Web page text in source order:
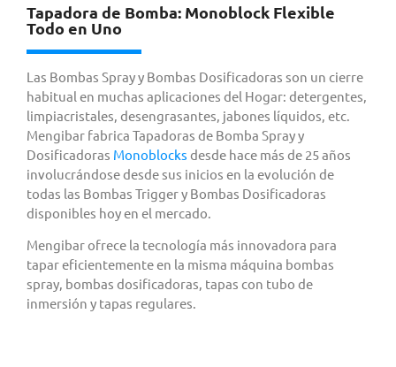
Tapadora de Bomba: Monoblock Flexible
Todo en Uno
Las Bombas Spray y Bombas Dosificadoras son un cierre
habitual en muchas aplicaciones del Hogar: detergentes,
limpiacristales, desengrasantes, jabones líquidos, etc.
Mengibar fabrica Tapadoras de Bomba Spray y
Dosificadoras Monoblocks desde hace más de 25 años
involucrándose desde sus inicios en la evolución de
todas las Bombas Trigger y Bombas Dosificadoras
disponibles hoy en el mercado.
Mengibar ofrece la tecnología más innovadora para
tapar eficientemente en la misma máquina bombas
spray, bombas dosificadoras, tapas con tubo de
inmersión y tapas regulares.